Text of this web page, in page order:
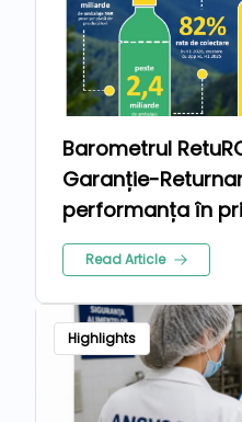
Barometrul
Garanție-
performanța în
anului 2026
Read Article
Highlights